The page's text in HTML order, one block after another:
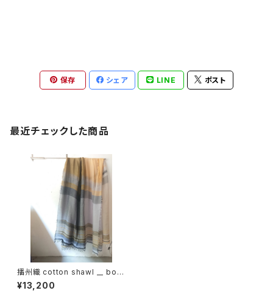
保存 シェア LINE ポスト
最近チェックした商品
播州織 cotton shawl __ bord
er 220-120 花灯路KW
¥13,200